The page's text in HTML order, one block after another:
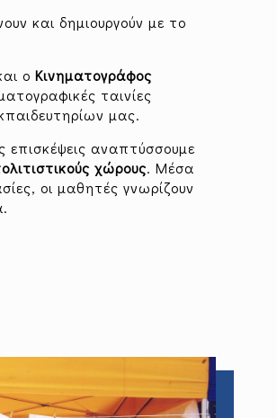
και δημιουργούν με το
o Κινηματογράφος
ταινίες
μας.
αναπτύσσουμε
χώρους. Μέσα
οι μαθητές γνωρίζουν